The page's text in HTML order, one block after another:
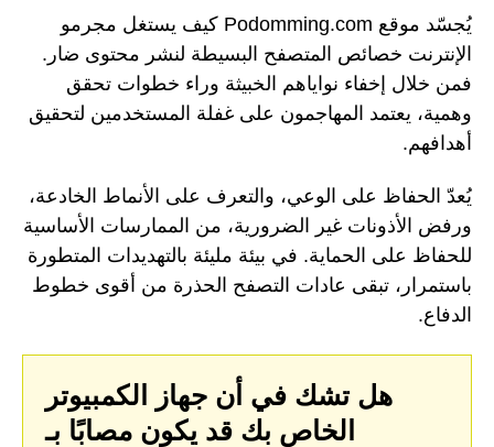
يُجسّد موقع Podomming.com كيف يستغل مجرمو
الإنترنت خصائص المتصفح البسيطة لنشر محتوى ضار.
فمن خلال إخفاء نواياهم الخبيثة وراء خطوات تحقق
وهمية، يعتمد المهاجمون على غفلة المستخدمين لتحقيق
أهدافهم.
يُعدّ الحفاظ على الوعي، والتعرف على الأنماط الخادعة،
ورفض الأذونات غير الضرورية، من الممارسات الأساسية
للحفاظ على الحماية. في بيئة مليئة بالتهديدات المتطورة
باستمرار، تبقى عادات التصفح الحذرة من أقوى خطوط
الدفاع.
هل تشك في أن جهاز الكمبيوتر
الخاص بك قد يكون مصابًا بـ